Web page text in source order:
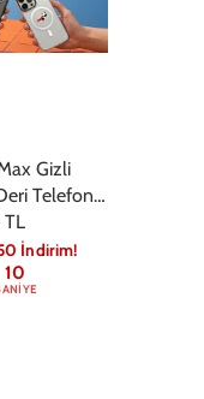
Gizli
Telefon
İndirim!
09